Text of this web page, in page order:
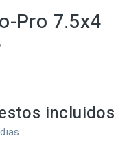
Pro 7.5x4
incluidos